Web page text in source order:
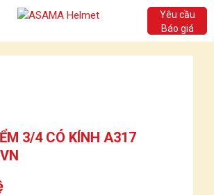
Yêu cầu
Báo giá
3/4 CÓ KÍNH A317